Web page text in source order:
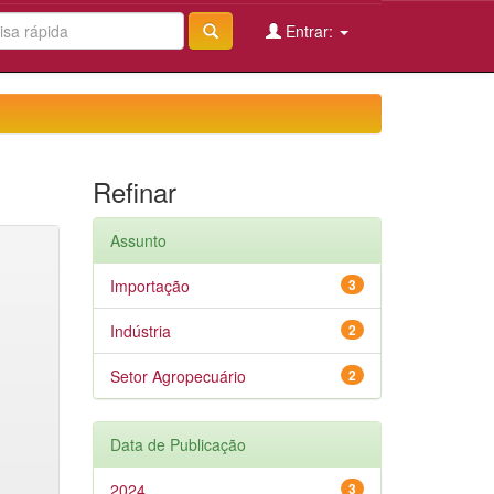
Entrar:
Refinar
Assunto
3
Importação
2
Indústria
2
Setor Agropecuário
Data de Publicação
3
2024